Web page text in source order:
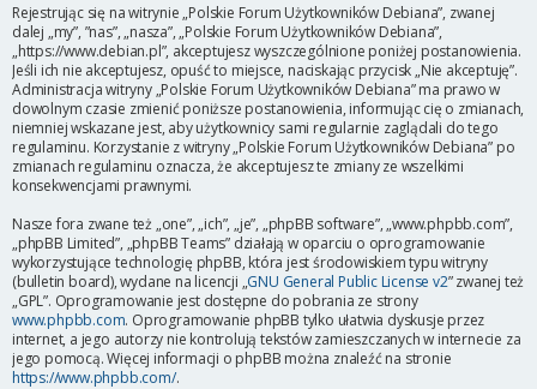
j
Rejestrując się na witrynie „Polskie Forum Użytkowników Debiana”, zwanej
dalej „my”, ”nas”, „nasza”, „Polskie Forum Użytkowników Debiana”,
„https://www.debian.pl”, akceptujesz wyszczególnione poniżej postanowienia.
Jeśli ich nie akceptujesz, opuść to miejsce, naciskając przycisk „Nie akceptuję”.
Administracja witryny „Polskie Forum Użytkowników Debiana” ma prawo w
dowolnym czasie zmienić poniższe postanowienia, informując cię o zmianach,
niemniej wskazane jest, aby użytkownicy sami regularnie zaglądali do tego
regulaminu. Korzystanie z witryny „Polskie Forum Użytkowników Debiana” po
zmianach regulaminu oznacza, że akceptujesz te zmiany ze wszelkimi
konsekwencjami prawnymi.
Nasze fora zwane też „one”, „ich”, „je”, „phpBB software”, „www.phpbb.com”,
„phpBB Limited”, „phpBB Teams” działają w oparciu o oprogramowanie
wykorzystujące technologię phpBB, która jest środowiskiem typu witryny
(bulletin board), wydane na licencji „GNU General Public License v2” zwanej też
„GPL”. Oprogramowanie jest dostępne do pobrania ze strony
www.phpbb.com. Oprogramowanie phpBB tylko ułatwia dyskusje przez
internet, a jego autorzy nie kontrolują tekstów zamieszczanych w internecie za
jego pomocą. Więcej informacji o phpBB można znaleźć na stronie
https://www.phpbb.com/.